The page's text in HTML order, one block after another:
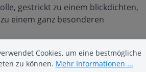
gestrickt zu einem blickdichten,
einem ganz besonderen
Haptik und herrlichen Glanz.
Cookies, um eine bestmögliche
zu können. Mehr Informationen ...